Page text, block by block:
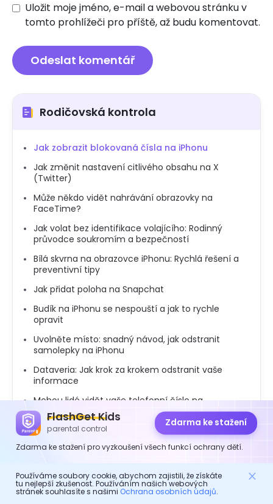
Uložit moje jméno, e-mail a webovou stránku v
tomto prohlížeči pro příště, až budu komentovat.
Rodičovská kontrola
Jak zobrazit blokovaná čísla na iPhonu
Jak změnit nastavení citlivého obsahu na X
(Twitter)
Může někdo vidět nahrávání obrazovky na
FaceTime?
Jak volat bez identifikace volajícího: Rodinný
průvodce soukromím a bezpečností
Bílá skvrna na obrazovce iPhonu: Rychlá řešení a
preventivní tipy
Jak přidat poloha na Snapchat
Budík na iPhonu se nespouští a jak to rychle
opravit
Uvolněte místo: snadný návod, jak odstranit
samolepky na iPhonu
Dataveria: Jak krok za krokem odstranit vaše
informace
Mohou lidé vidět vaše telefonní číslo na
Telegramu: Návod
FlashGet Kids
parental control
Zdarma ke stažení
Zdarma ke stažení pro vyzkoušení všech funkcí ochrany dětí.
Používáme soubory cookie, abychom zajistili, že získáte
tu nejlepší zkušenost. Používáním našich webových
stránek souhlasíte s našimi Ochrana osobních údajů.